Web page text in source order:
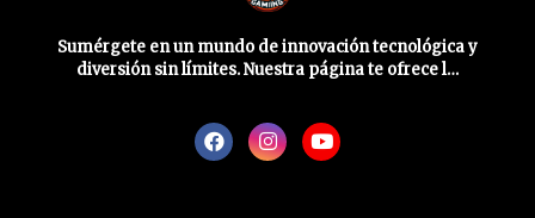
Sumérgete en un mundo de innovación tecnológica y
diversión sin límites. Nuestra página te ofrece l…